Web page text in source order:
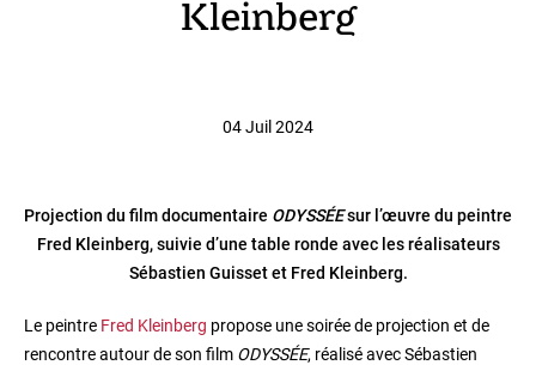
Kleinberg
04 Juil 2024
Projection du film documentaire ODYSSÉEsur l’œuvre du peintre
Fred Kleinberg, suivie d’une table ronde avec les réalisateurs
Sébastien Guisset et Fred Kleinberg.
Le peintre Fred Kleinberg propose une soirée de projection et de
rencontre autour de son film ODYSSÉE, réalisé avec Sébastien